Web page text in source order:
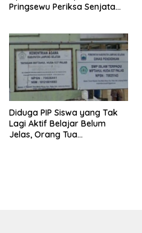
Pringsewu Periksa Senjata
‎Diduga PIP Siswa yang Tak
Lagi Aktif Belajar Belum
Jelas, Orang Tua